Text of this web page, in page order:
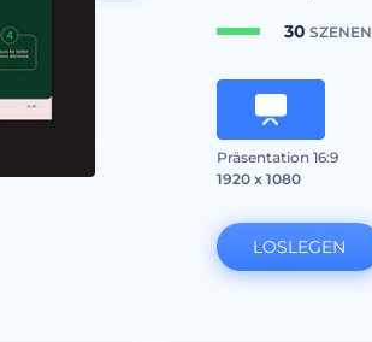
30 SZENEN
Präsentation 16:9
1920 x 1080
LOSLEGEN